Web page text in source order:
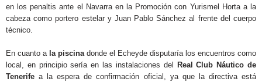
en los penaltis ante el Navarra en la Promoción con Yurismel Horta a la
cabeza como portero estelar y Juan Pablo Sánchez al frente del cuerpo
técnico.
En cuanto a la piscinadonde el Echeyde disputaría los encuentros como
local, en principio sería en las instalaciones del
Real Club Náutico de
Tenerife a la espera de confirmación oficial, ya que la directiva está